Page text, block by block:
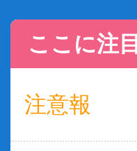
ここに注目
注意報